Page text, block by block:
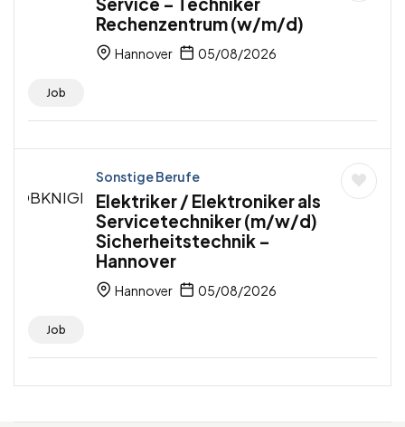
Rechenzentrum (w/m/d)
Hannover 05/08/2026
Job
Sonstige Berufe
Elektriker / Elektroniker als
Servicetechniker (m/w/d)
Sicherheitstechnik –
Hannover
Hannover 05/08/2026
Job